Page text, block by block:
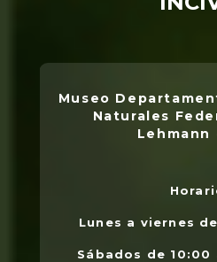
Museo
Naturales
Lehmann
Lunes a viernes
Sábados de 10:00